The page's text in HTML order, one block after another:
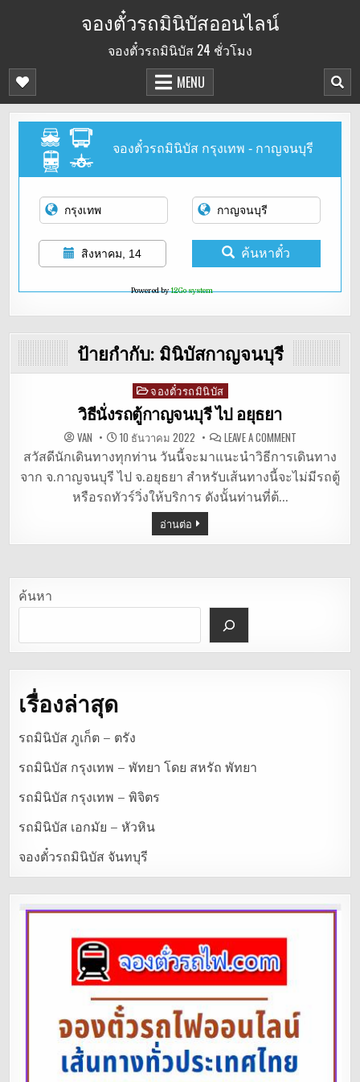
จองตั๋วรถมินิบัสออนไลน์
จองตั๋วรถมินิบัส 24 ชั่วโมง
MENU
จองตั๋วรถมินิบัส กรุงเทพ - กาญจนบุรี
สิงหาคม, 14 ค้นหาตั๋ว
Powered by12Go system
ป้ายกำกับ: มินิบัสกาญจนบุรี
Posted
in
จองตั๋วรถมินิบัส
วิธีนั่งรถตู้กาญจนบุรี ไป อยุธยา
VAN 10 ธันวาคม 2022 LEAVE A COMMENTON
วิธี
นั่ง
รถ
ตู้
กาญจนบุรี
สวัสดีนักเดินทางทุกท่าน วันนี้จะมาแนะนำวิธีการเดินทาง
จาก จ.กาญจนบุรี ไป จ.อยุธยา สำหรับเส้นทางนี้จะไม่มีรถตู้
หรือรถทัวร์วิ่งให้บริการ ดังนั้นท่านที่ต้…
อ่านต่อ
ค้นหา
เรื่องล่าสุด
รถมินิบัส ภูเก็ต – ตรัง
รถมินิบัส กรุงเทพ – พัทยา โดย สหรัถ พัทยา
รถมินิบัส กรุงเทพ – พิจิตร
รถมินิบัส เอกมัย – หัวหิน
จองตั๋วรถมินิบัส จันทบุรี